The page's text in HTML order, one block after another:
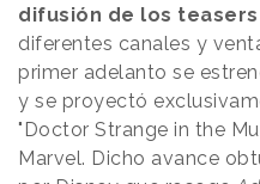
difusión de los
diferentes canales y
primer adelanto se
y se proyectó
"Doctor Strange in the
Marvel. Dicho avance